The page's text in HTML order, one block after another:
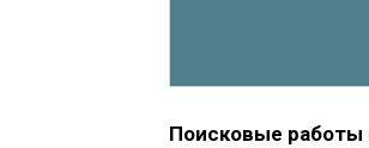
Поисковые работы